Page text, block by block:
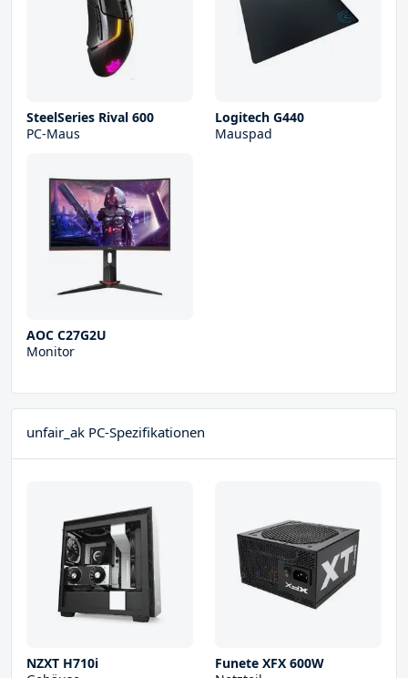
SteelSeries Rival 600
PC-Maus
Logitech G440
Mauspad
AOC C27G2U
Monitor
unfair_ak PC-Spezifikationen
NZXT H710i
Funete XFX 600W